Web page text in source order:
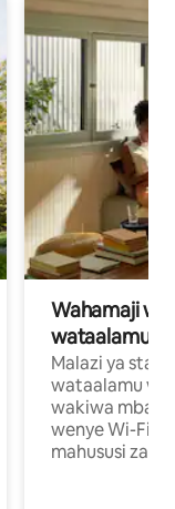
Wahamaji
wataalamu
Malazi ya
wataalamu
wakiwa mbali
wenye Wi-Fi
mahususi za